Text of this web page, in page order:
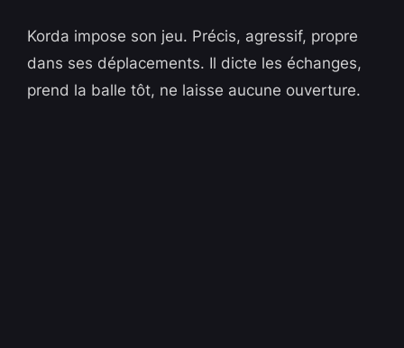
Korda impose son jeu. Précis, agressif, propre
dans ses déplacements. Il dicte les échanges,
prend la balle tôt, ne laisse aucune ouverture.